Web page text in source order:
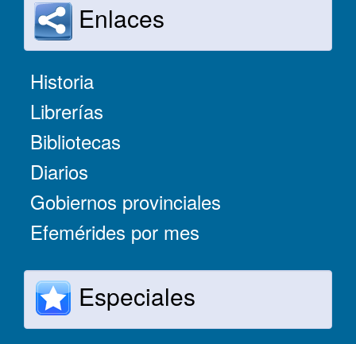
Enlaces
Historia
Librerías
Bibliotecas
Diarios
Gobiernos provinciales
Efemérides por mes
Especiales